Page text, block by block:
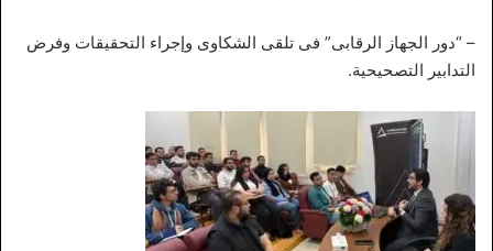
– “دور الجهاز الرقابى” فى تلقى الشكاوى وإجراء التحقيقات وفرض
التدابير التصحيحية.